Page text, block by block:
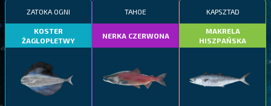
ZATOKA OGNI
KOSTER
ŻAGLOPŁETWY
TAHOE
NERKA CZERWONA
KAPSZTAD
MAKRELA
HISZPAŃSKA